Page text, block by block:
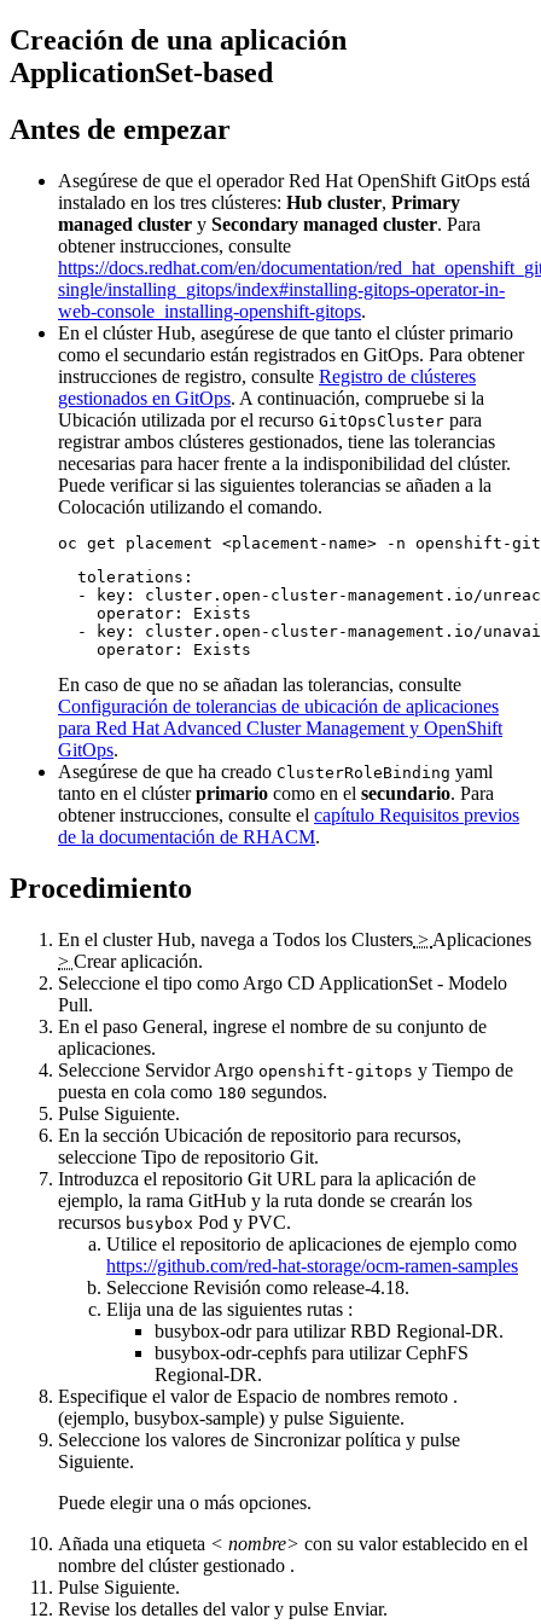
Creación de una aplicación
ApplicationSet-based
Antes de empezar
Asegúrese de que el operador Red Hat OpenShift GitOps está
instalado en los tres clústeres: Hub cluster, Primary
managed cluster y Secondary managed cluster. Para
obtener instrucciones, consulte
https://docs.redhat.com/en/documentation/
single/installing_gitops/index#installing-gitops-operator-in-
web-console_installing-openshift-gitops.
En el clúster Hub, asegúrese de que tanto el clúster primario
como el secundario están registrados en GitOps. Para obtener
instrucciones de registro, consulte Registro de clústeres
gestionados en GitOps. A continuación, compruebe si la
Ubicación utilizada por el recurso GitOpsCluster para
registrar ambos clústeres gestionados, tiene las tolerancias
necesarias para hacer frente a la indisponibilidad del clúster.
Puede verificar si las siguientes tolerancias se añaden a la
Colocación utilizando el comando.
oc get placement <placement-name> -n openshift-
  tolerations:
- key: cluster.open-cluster-management.io/
    operator: Exists
- key: cluster.open-cluster-management.io/
    operator: Exists
En caso de que no se añadan las tolerancias, consulte
Configuración de tolerancias de ubicación de aplicaciones
para Red Hat Advanced Cluster Management y OpenShift
GitOps.
Asegúrese de que ha creado ClusterRoleBinding yaml
tanto en el clústerprimario como en el secundario. Para
obtener instrucciones, consulte el capítulo Requisitos previos
de la documentación de RHACM.
Procedimiento
En el cluster Hub, navega a Todos los Clusters > Aplicaciones
> Crear aplicación.
Seleccione el tipo como Argo CD ApplicationSet - Modelo
Pull.
En el paso General, ingrese el nombre de su conjunto de
aplicaciones.
Seleccione Servidor Argo openshift-gitops y Tiempo de
puesta en cola como 180 segundos.
Pulse Siguiente.
En la sección Ubicación de repositorio para recursos,
seleccione Tipo de repositorio Git.
Introduzca el repositorio Git URL para la aplicación de
ejemplo, la rama GitHub y la ruta donde se crearán los
recursos busybox Pod y PVC.
Utilice el repositorio de aplicaciones de ejemplo como
https://github.com/red-hat-storage/ocm-ramen-samples
Seleccione Revisión como release-4.18.
Elija una de las siguientes rutas :
busybox-odrpara utilizar RBD Regional-DR.
busybox-odr-cephfs para utilizar CephFS
Regional-DR.
Especifique el valor de Espacio de nombres remoto .
(ejemplo, busybox-sample) y pulse Siguiente.
Seleccione los valores de Sincronizar política y pulse
Siguiente.
Puede elegir una o más opciones.
Añada una etiqueta < nombre> con su valor establecido en el
nombre del clúster gestionado .
Pulse Siguiente.
Revise los detalles del valor y pulse Enviar.